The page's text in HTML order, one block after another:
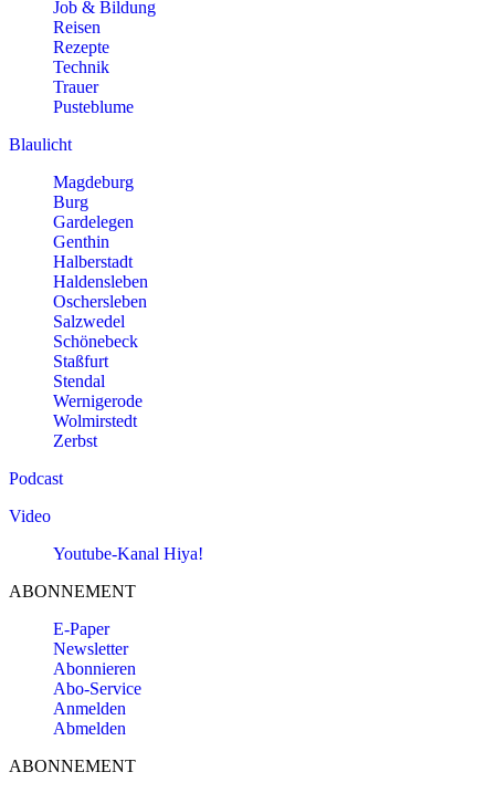
Job & Bildung
Reisen
Rezepte
Technik
Trauer
Pusteblume
Blaulicht
Magdeburg
Burg
Gardelegen
Genthin
Halberstadt
Haldensleben
Oschersleben
Salzwedel
Schönebeck
Staßfurt
Stendal
Wernigerode
Wolmirstedt
Zerbst
Podcast
Video
Youtube-Kanal Hiya!
ABONNEMENT
E-Paper
Newsletter
Abonnieren
Abo-Service
Anmelden
Abmelden
ABONNEMENT